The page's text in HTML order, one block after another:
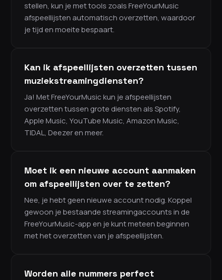
stellen, kun je met tools zoals FreeYourMusic
afspeellijsten automatisch overzetten, waardoor
je tijd en moeite bespaart.
Kan ik afspeellijsten overzetten tussen
muziekstreamingdiensten?
Ja! Met FreeYourMusic kun je afspeellijsten
overzetten tussen grote diensten als Spotify,
Apple Music, YouTube Music, Amazon Music,
TIDAL, Deezer en meer.
Moet ik een nieuwe account aanmaken
om afspeellijsten over te zetten?
Nee, je hebt geen nieuwe account nodig. Koppel
gewoon je bestaande streamingaccounts in de
FreeYourMusic-app en je kunt meteen beginnen
met het overzetten van je afspeellijsten.
Worden alle nummers perfect